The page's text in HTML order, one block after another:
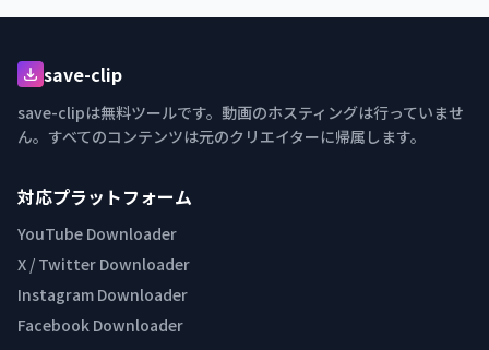
save-clip
save-clipは無料ツールです。動画のホスティングは行っていませ
ん。すべてのコンテンツは元のクリエイターに帰属します。
対応プラットフォーム
YouTube Downloader
X / Twitter Downloader
Instagram Downloader
Facebook Downloader